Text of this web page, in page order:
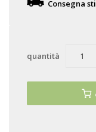
Consegna
quantità